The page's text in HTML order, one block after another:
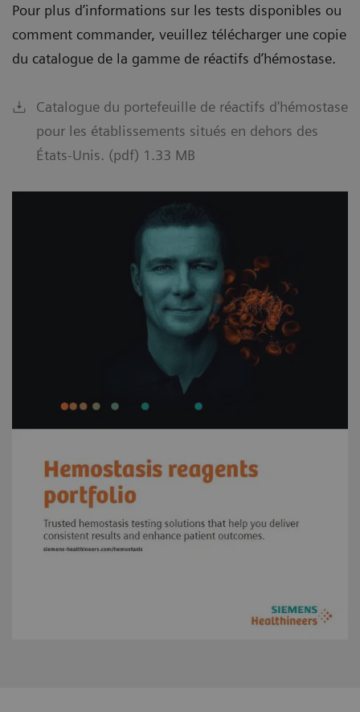
Pour plus d’informations sur les tests disponibles ou
comment commander, veuillez télécharger une copie
du catalogue de la gamme de réactifs d’hémostase.
Catalogue du portefeuille de réactifs d'hémostase
pour les établissements situés en dehors des
États-Unis. (pdf) 1.33 MB